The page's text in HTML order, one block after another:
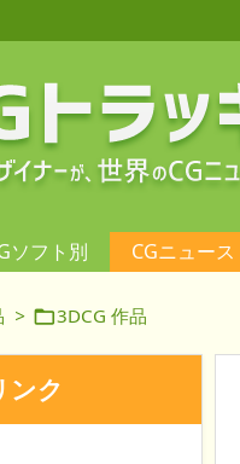
ソフト別 CGニュース
> 3DCG 作品
ンク